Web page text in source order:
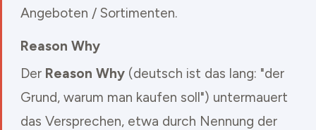
Angeboten / Sortimenten.
Reason Why
Der Reason Why(deutsch ist das lang: "der
Grund, warum man kaufen soll") untermauert
das Versprechen, etwa durch Nennung der